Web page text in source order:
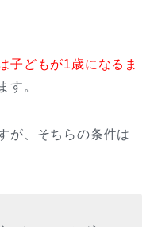
子どもが1歳になるま
す。
が、そちらの条件は